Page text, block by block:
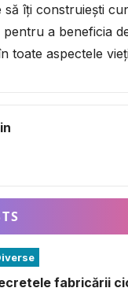
să îți construiești
a beneficia
toate aspectele
fabricării